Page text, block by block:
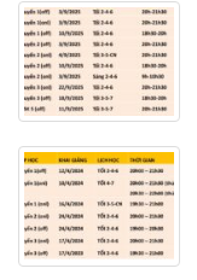
Luyện tập
Bài tập nghe hiểu
Bài 9
Từ mới
Chữ Hán
Ngữ pháp
Bài khóa